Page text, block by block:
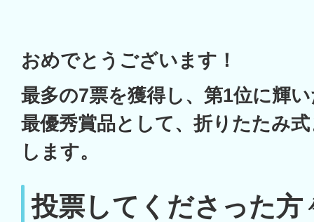
おめでとうございます！
最多の7票を獲得し、第1位に輝
最優秀賞品として、折りたたみ
します。
投票してくださった方